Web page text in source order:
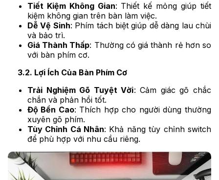
Tiết Kiệm Không Gian: Thiết kế mỏng giúp tiết
kiệm không gian trên bàn làm việc.
Dễ Vệ Sinh: Phím tách biệt giúp dễ dàng lau chùi
và bảo trì.
Giá Thành Thấp: Thường có giá thành rẻ hơn so
với bàn phím cơ.
3.2. Lợi Ích Của Bàn Phím Cơ
Trải Nghiệm Gõ Tuyệt Vời: Cảm giác gõ chắc
chắn và phản hồi tốt.
Độ Bền Cao: Thích hợp cho người dùng thường
xuyên gõ phím.
Tùy Chỉnh Cá Nhân: Khả năng tùy chỉnh switch
để phù hợp với nhu cầu riêng.